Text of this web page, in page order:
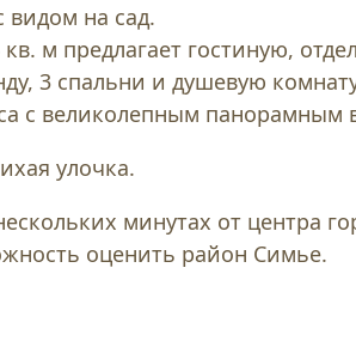
видом на сад.
м предлагает гостиную,
3 спальни и душевую
с великолепным панорамным
улочка.
минутах от центра
оценить район Симье.